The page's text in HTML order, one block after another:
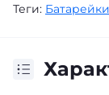
Теги: Батарейки